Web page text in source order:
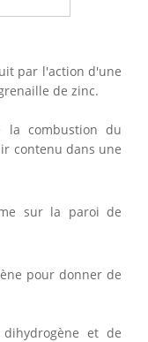
par l'action d'une
de zinc.
la combustion du
contenu dans une
sur la paroi de
pour donner de
et de